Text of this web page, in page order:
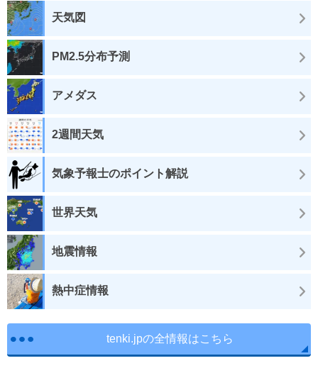
天気図
PM2.5分布予測
アメダス
2週間天気
気象予報士のポイント解説
世界天気
地震情報
熱中症情報
tenki.jpの全情報はこちら